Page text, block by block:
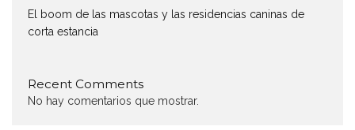
El boom de las mascotas y las residencias caninas de
corta estancia
Recent Comments
No hay comentarios que mostrar.